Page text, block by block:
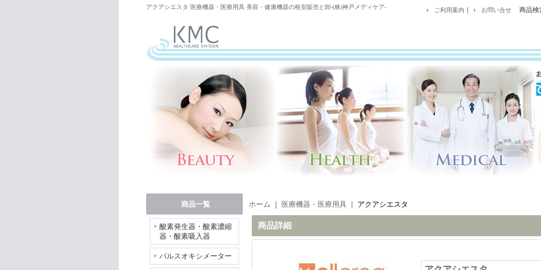
アクアシエスタ 医療機器・医療用具 美容・健康機器の格安販売と卸-(株)神戸メディケア- ご利用案内 ｜ お問い合せ 商品検
商品一覧
酸素発生器・酸素濃縮
器・酸素吸入器
パルスオキシメーター
ホーム 医療機器・医療用具 アクアシエスタ
商品詳細